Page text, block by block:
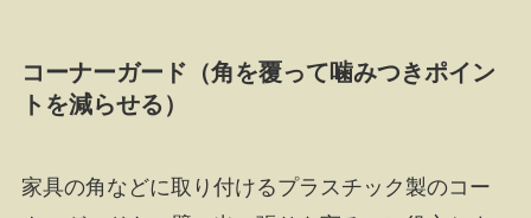
コーナーガード（角を覆って噛みつきポイン
トを減らせる）
家具の角などに取り付けるプラスチック製のコー